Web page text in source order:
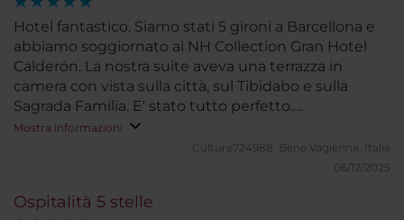
Hotel fantastico. Siamo stati 5 gironi a Barcellona e
abbiamo soggiornato al NH Collection Gran Hotel
Calderón. La nostra suite aveva una terrazza in
camera con vista sulla città, sul Tibidabo e sulla
Sagrada Familia. E' stato tutto perfetto.
Consigliatissimo
Mostra informazioni
Culture724988. Bene Vagienna, Italia
06/12/2025
Ospitalità 5 stelle